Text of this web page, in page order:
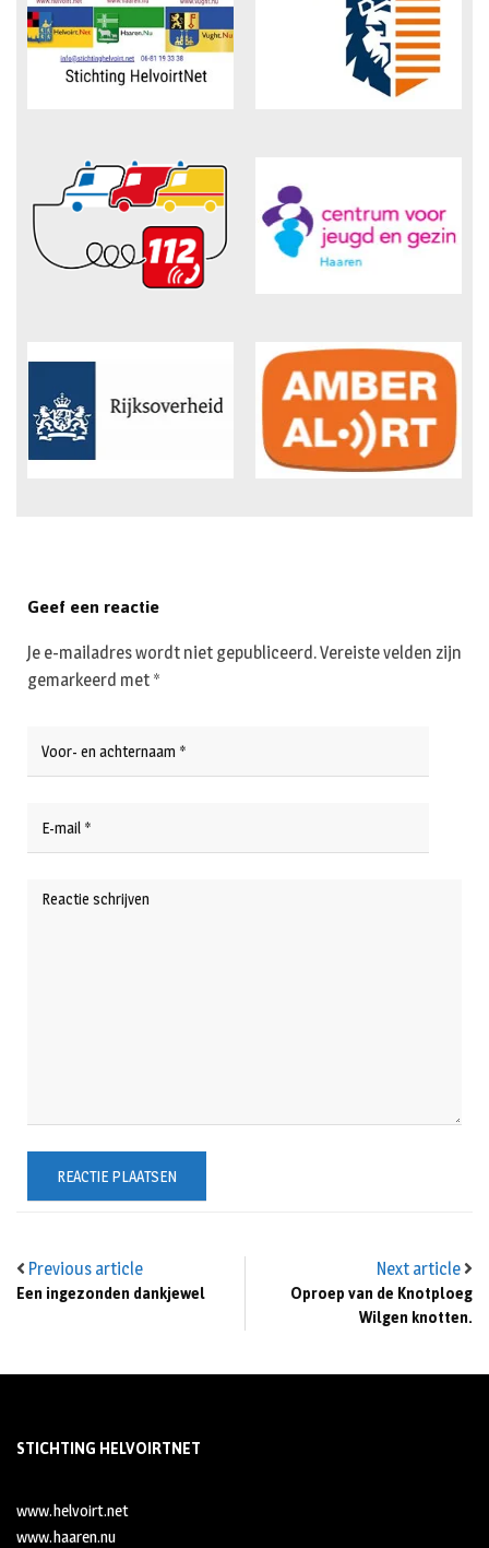
Previous article
Een ingezonden dankjewel
Next article
Oproep van de Knotploeg
Wilgen knotten.
Geef een reactie
Je e-mailadres wordt niet gepubliceerd.Vereiste velden zijn
gemarkeerd met *
STICHTING HELVOIRTNET
www.helvoirt.net
www.haaren.nu